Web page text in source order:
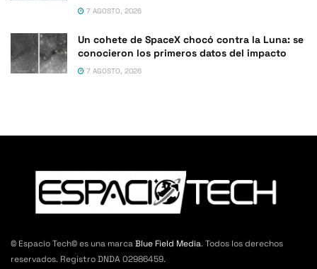
7 AGOSTO, 2026
Un cohete de SpaceX chocó contra la Luna: se
conocieron los primeros datos del impacto
7 AGOSTO, 2026
© Espacio Tech© es una marcaBlue Field Media. Todos los derechos
reservados. Registro DNDA 02986459.